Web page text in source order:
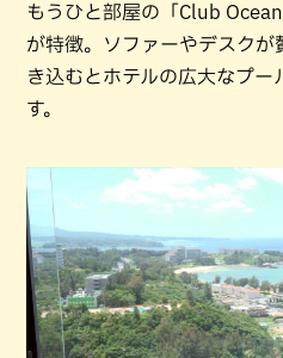
もうひと部屋の「Club
が特徴。ソファーやデスク
き込むとホテルの広大なプー
す。